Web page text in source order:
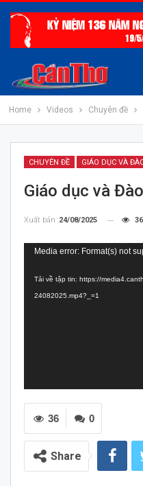
Home Videos Chuyên đề
CHUYÊN ĐỀ GIÁO DỤC VÀ
Giáo dục và
Xuất bản 24/08/2025 36
Trình
Video
Media error: Format(s) not
Tải về tập tin: https://
24082025.mp4?_=1
0
36
Share